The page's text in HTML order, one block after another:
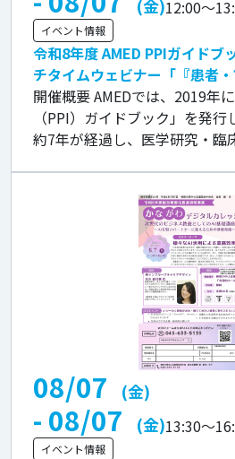
令和8年度 AMED PPIガイドブ
チタイムウェビナー「『患者
イドブック』のこれからを語ろ
せ（AMED研究班イベントの
開催概要 AMEDでは、2019年
（PPI）ガイドブック」を発
約7年が経過し、医学研究・臨
(金)12:00～
イベント情報
08/07 (金)
- 08/07 (金)13:30～
イベント情報